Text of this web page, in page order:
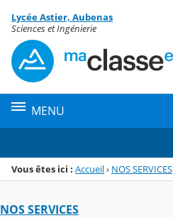
Menu de la rubrique
Contenu
Lycée Astier, Aubenas
Sciences et Ingénierie
MENU
Vous êtes ici : Accueil› NOS SERVICES
NOS SERVICES